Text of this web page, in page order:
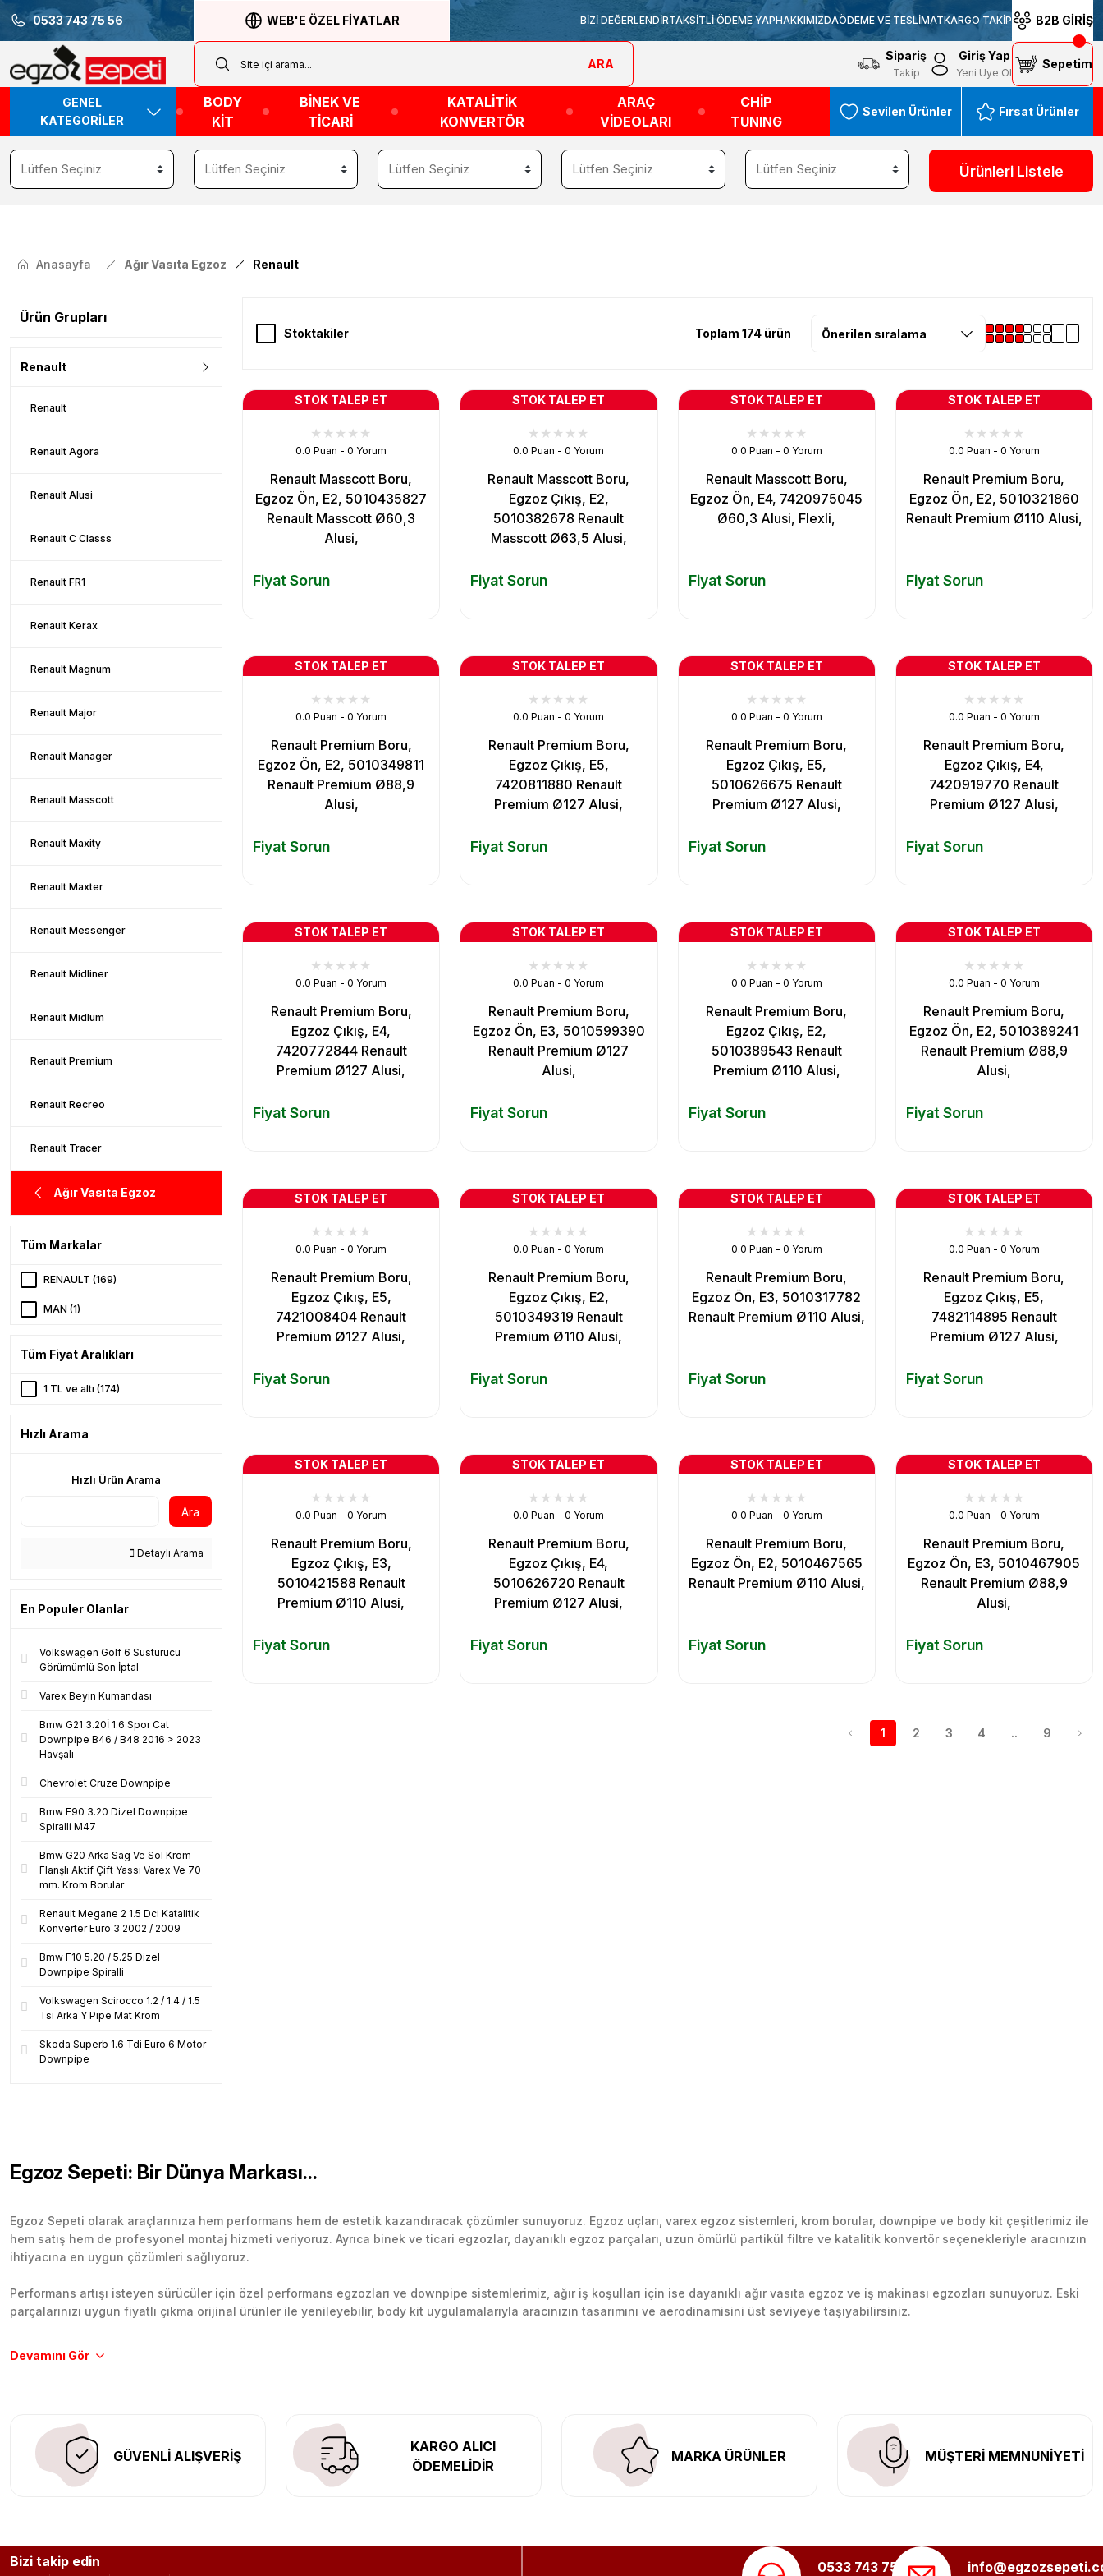
0533 743 75 56 WEB'E ÖZEL FİYATLAR BİZİ DEĞERLENDİRTAKSİTLİ ÖDEME YAPHAKKIMIZDAÖDEME VE TESLİMATKARGO TAKİP B2B GİRİŞ
ARA
Sipariş
Takip
Giriş Yap
Yeni Üye Ol
Sepetim
GENEL
KATEGORİLER
BODY
KİT
BİNEK VE
TİCARİ
KATALİTİK
KONVERTÖR
ARAÇ
VİDEOLARI
CHİP
TUNING
Sevilen Ürünler Fırsat Ürünler
Ürünleri Listele
Anasayfa Ağır Vasıta Egzoz Renault
Ürün Grupları
Renault
Renault
Renault Agora
Renault Alusi
Renault C Classs
Renault FR1
Renault Kerax
Renault Magnum
Renault Major
Renault Manager
Renault Masscott
Renault Maxity
Renault Maxter
Renault Messenger
Renault Midliner
Renault Midlum
Renault Premium
Renault Recreo
Renault Tracer
Ağır Vasıta Egzoz
Tüm Markalar
RENAULT (169)
MAN (1)
Tüm Fiyat Aralıkları
1 TL ve altı (174)
Hızlı Arama
Hızlı Ürün Arama
Ara
Detaylı Arama
En Populer Olanlar
Volkswagen Golf 6 Susturucu
Görümümlü Son İptal
Varex Beyin Kumandası
Bmw G21 3.20İ 1.6 Spor Cat
Downpipe B46 / B48 2016 > 2023
Havşalı
Chevrolet Cruze Downpipe
Bmw E90 3.20 Dizel Downpipe
Spiralli M47
Bmw G20 Arka Sag Ve Sol Krom
Flanşlı Aktif Çift Yassı Varex Ve 70
mm. Krom Borular
Renault Megane 2 1.5 Dci Katalitik
Konverter Euro 3 2002 / 2009
Bmw F10 5.20 / 5.25 Dizel
Downpipe Spiralli
Volkswagen Scirocco 1.2 / 1.4 / 1.5
Tsi Arka Y Pipe Mat Krom
Skoda Superb 1.6 Tdi Euro 6 Motor
Downpipe
Stoktakiler Toplam 174 ürün
STOK TALEP ET
0.0 Puan - 0 Yorum
Renault Masscott Boru,
Egzoz Ön, E2, 5010435827
Renault Masscott Ø60,3
Alusi,
Fiyat Sorun
STOK TALEP ET
0.0 Puan - 0 Yorum
Renault Masscott Boru,
Egzoz Çıkış, E2,
5010382678 Renault
Masscott Ø63,5 Alusi,
Fiyat Sorun
STOK TALEP ET
0.0 Puan - 0 Yorum
Renault Masscott Boru,
Egzoz Ön, E4, 7420975045
Ø60,3 Alusi, Flexli,
Fiyat Sorun
STOK TALEP ET
0.0 Puan - 0 Yorum
Renault Premium Boru,
Egzoz Ön, E2, 5010321860
Renault Premium Ø110 Alusi,
Fiyat Sorun
STOK TALEP ET
0.0 Puan - 0 Yorum
Renault Premium Boru,
Egzoz Ön, E2, 5010349811
Renault Premium Ø88,9
Alusi,
Fiyat Sorun
STOK TALEP ET
0.0 Puan - 0 Yorum
Renault Premium Boru,
Egzoz Çıkış, E5,
7420811880 Renault
Premium Ø127 Alusi,
Fiyat Sorun
STOK TALEP ET
0.0 Puan - 0 Yorum
Renault Premium Boru,
Egzoz Çıkış, E5,
5010626675 Renault
Premium Ø127 Alusi,
Fiyat Sorun
STOK TALEP ET
0.0 Puan - 0 Yorum
Renault Premium Boru,
Egzoz Çıkış, E4,
7420919770 Renault
Premium Ø127 Alusi,
Fiyat Sorun
STOK TALEP ET
0.0 Puan - 0 Yorum
Renault Premium Boru,
Egzoz Çıkış, E4,
7420772844 Renault
Premium Ø127 Alusi,
Fiyat Sorun
STOK TALEP ET
0.0 Puan - 0 Yorum
Renault Premium Boru,
Egzoz Ön, E3, 5010599390
Renault Premium Ø127
Alusi,
Fiyat Sorun
STOK TALEP ET
0.0 Puan - 0 Yorum
Renault Premium Boru,
Egzoz Çıkış, E2,
5010389543 Renault
Premium Ø110 Alusi,
Fiyat Sorun
STOK TALEP ET
0.0 Puan - 0 Yorum
Renault Premium Boru,
Egzoz Ön, E2, 5010389241
Renault Premium Ø88,9
Alusi,
Fiyat Sorun
STOK TALEP ET
0.0 Puan - 0 Yorum
Renault Premium Boru,
Egzoz Çıkış, E5,
7421008404 Renault
Premium Ø127 Alusi,
Fiyat Sorun
STOK TALEP ET
0.0 Puan - 0 Yorum
Renault Premium Boru,
Egzoz Çıkış, E2,
5010349319 Renault
Premium Ø110 Alusi,
Fiyat Sorun
STOK TALEP ET
0.0 Puan - 0 Yorum
Renault Premium Boru,
Egzoz Ön, E3, 5010317782
Renault Premium Ø110 Alusi,
Fiyat Sorun
STOK TALEP ET
0.0 Puan - 0 Yorum
Renault Premium Boru,
Egzoz Çıkış, E5,
7482114895 Renault
Premium Ø127 Alusi,
Fiyat Sorun
STOK TALEP ET
0.0 Puan - 0 Yorum
Renault Premium Boru,
Egzoz Çıkış, E3,
5010421588 Renault
Premium Ø110 Alusi,
Fiyat Sorun
STOK TALEP ET
0.0 Puan - 0 Yorum
Renault Premium Boru,
Egzoz Çıkış, E4,
5010626720 Renault
Premium Ø127 Alusi,
Fiyat Sorun
STOK TALEP ET
0.0 Puan - 0 Yorum
Renault Premium Boru,
Egzoz Ön, E2, 5010467565
Renault Premium Ø110 Alusi,
Fiyat Sorun
STOK TALEP ET
0.0 Puan - 0 Yorum
Renault Premium Boru,
Egzoz Ön, E3, 5010467905
Renault Premium Ø88,9
Alusi,
Fiyat Sorun
1 2 3 4 .. 9
Egzoz Sepeti: Bir Dünya Markası...
Egzoz Sepeti olarak araçlarınıza hem performans hem de estetik kazandıracak çözümler sunuyoruz. Egzoz uçları, varex egzoz sistemleri, krom borular, downpipe ve body kit çeşitlerimiz ile
hem satış hem de profesyonel montaj hizmeti veriyoruz. Ayrıca binek ve ticari egzozlar, dayanıklı egzoz parçaları, uzun ömürlü partikül filtre ve katalitik konvertör seçenekleriyle aracınızın
ihtiyacına en uygun çözümleri sağlıyoruz.
Performans artışı isteyen sürücüler için özel performans egzozları ve downpipe sistemlerimiz, ağır iş koşulları için ise dayanıklı ağır vasıta egzoz ve iş makinası egzozları sunuyoruz. Eski
parçalarınızı uygun fiyatlı çıkma orijinal ürünler ile yenileyebilir, body kit uygulamalarıyla aracınızın tasarımını ve aerodinamisini üst seviyeye taşıyabilirsiniz.
Tüm ürünlerimiz orijinal, dayanıklı ve uzun ömürlüdür. İstanbul’daki montaj merkezimizde profesyonel montaj yapıyor, Türkiye’nin her yerine güvenli kargo ile teslimat gerçekleştiriyoruz.
GÜVENLİ ALIŞVERİŞ
KARGO ALICI
ÖDEMELİDİR
MARKA ÜRÜNLER MÜŞTERİ MEMNUNİYETİ
Bizi takip edin 0533 743 75 56